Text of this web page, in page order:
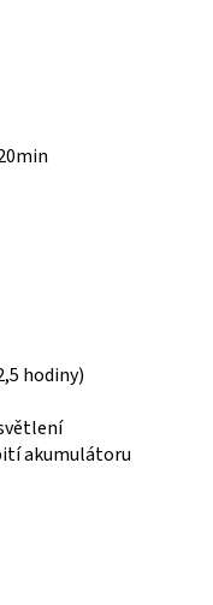
hodiny)
akumulátoru